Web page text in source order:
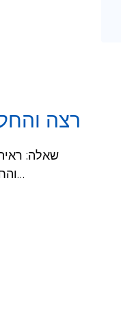
רצה
והחליצנו. ויש להקשות מאי שנא מליל שבת שיכול לאכול כל הסעודה קודם השקיעה וגם…